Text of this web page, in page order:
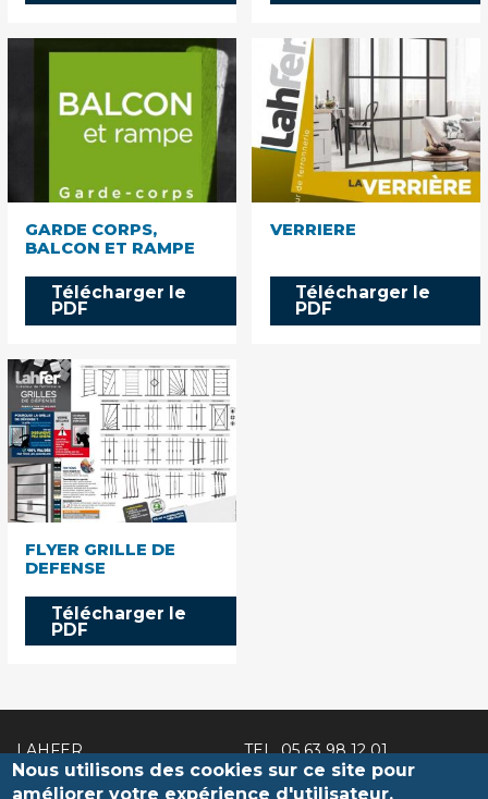
GARDE CORPS,
BALCON ET RAMPE
Télécharger le
PDF
VERRIERE
Télécharger le
PDF
FLYER GRILLE DE
DEFENSE
Télécharger le
PDF
LAHFER
2 route de Caucalières
Aiguefonde
TEL.05 63 98 12 01
FAX. 05 63 98 33 61
lahfer@lahfer.fr
Nous utilisons des cookies sur ce site pour
améliorer votre expérience d'utilisateur.